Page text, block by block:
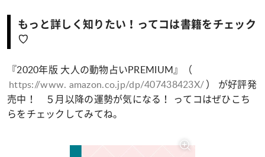
もっと詳しく知りたい！ってコは書籍をチェック
♡
『2020年版 大人の動物占いPREMIUM』（
https://www. amazon.co.jp/dp/407438423X/） が好評発
売中！ ５月以降の運勢が気になる！ ってコはぜひこち
らをチェックしてみてね。